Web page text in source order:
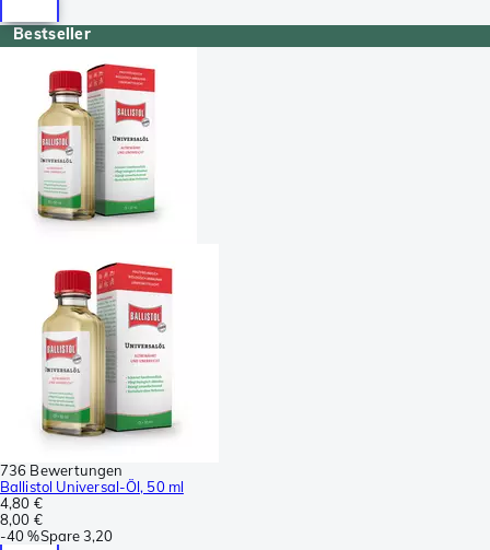
Bestseller
736 Bewertungen
Ballistol Universal-Öl, 50 ml
4,80 €
8,00 €
-40 %Spare3,20